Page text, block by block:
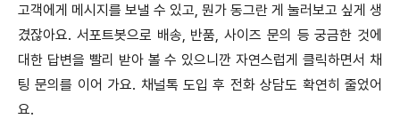
고객에게 메시지를 보낼 수 있고, 뭔가 동그란 게 눌러보고 싶게 생
겼잖아요. 서포트봇으로 배송, 반품, 사이즈 문의 등 궁금한 것에
대한 답변을 빨리 받아 볼 수 있으니깐 자연스럽게 클릭하면서 채
팅 문의를 이어 가요. 채널톡 도입 후 전화 상담도 확연히 줄었어
요.